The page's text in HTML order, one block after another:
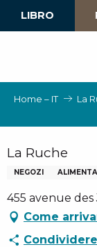
LIBRO
Home – IT La
La Ruche
NEGOZI
455 avenue des
Come
Condividere